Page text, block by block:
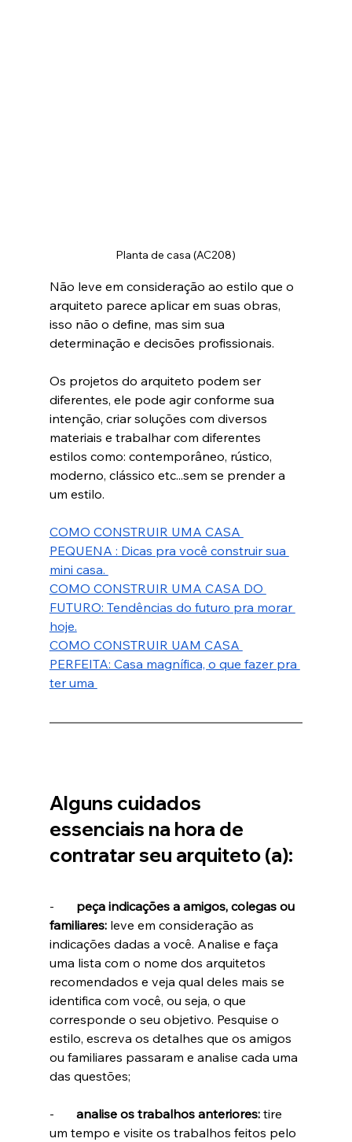
Planta de casa (AC208)
Não leve em consideração ao estilo que o
arquiteto parece aplicar em suas obras,
isso não o define, mas sim sua
determinação e decisões profissionais.
Os projetos do arquiteto podem ser
diferentes, ele pode agir conforme sua
intenção, criar soluções com diversos
materiais e trabalhar com diferentes
estilos como: contemporâneo, rústico,
moderno, clássico etc...sem se prender a
um estilo.
COMO CONSTRUIR UMA CASA
PEQUENA : Dicas pra você construir sua
mini casa.
COMO CONSTRUIR UMA CASA DO
FUTURO: Tendências do futuro pra morar
hoje.
COMO CONSTRUIR UAM CASA
PERFEITA: Casa magnífica, o que fazer pra
ter uma
Alguns cuidados
essenciais na hora de
contratar seu arquiteto (a):
- peça indicações a amigos, colegas ou
familiares: leve em consideração as
indicações dadas a você. Analise e faça
uma lista com o nome dos arquitetos
recomendados e veja qual deles mais se
identifica com você, ou seja, o que
corresponde o seu objetivo. Pesquise o
estilo, escreva os detalhes que os amigos
ou familiares passaram e analise cada uma
das questões;
- analise os trabalhos anteriores: tire
um tempo e visite os trabalhos feitos pelo